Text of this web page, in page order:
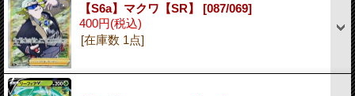
【S6a】マクワ【SR】 [087/069]
400円(税込)
[在庫数 1点]